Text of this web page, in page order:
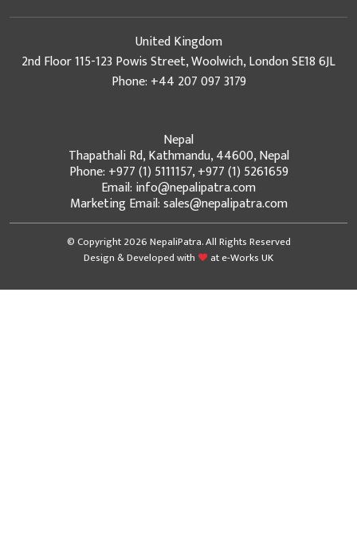
United Kingdom
2nd Floor 115-123 Powis Street, Woolwich, London SE18 6JL
Phone: +44 207 097 3179
Nepal
Thapathali Rd, Kathmandu, 44600, Nepal
Phone: +977 (1) 5111157, +977 (1) 5261659
Email: info@nepalipatra.com
Marketing Email: sales@nepalipatra.com
© Copyright 2026 NepaliPatra. All Rights Reserved
Design & Developed with
ate-Works UK